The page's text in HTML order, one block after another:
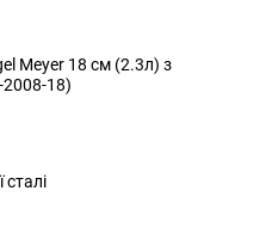
Meyer 18 см (2.3л) з
18)
сталі